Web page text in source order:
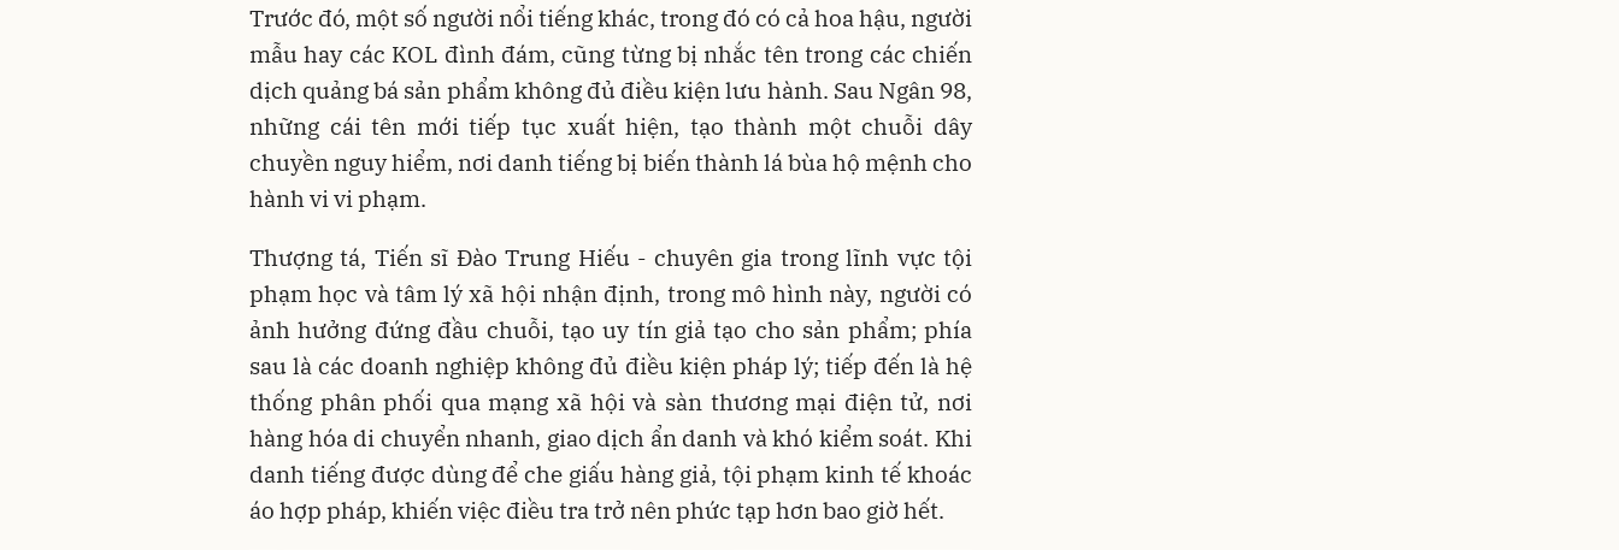
Trước đó, một số người nổi tiếng khác, trong đó có cả hoa hậu, người
mẫu hay các KOL đình đám, cũng từng bị nhắc tên trong các chiến
dịch quảng bá sản phẩm không đủ điều kiện lưu hành. Sau Ngân 98,
những cái tên mới tiếp tục xuất hiện, tạo thành một chuỗi dây
chuyền nguy hiểm, nơi danh tiếng bị biến thành lá bùa hộ mệnh cho
hành vi vi phạm.
Thượng tá, Tiến sĩ Đào Trung Hiếu - chuyên gia trong lĩnh vực tội
phạm học và tâm lý xã hội nhận định, trong mô hình này, người có
ảnh hưởng đứng đầu chuỗi, tạo uy tín giả tạo cho sản phẩm; phía
sau là các doanh nghiệp không đủ điều kiện pháp lý; tiếp đến là hệ
thống phân phối qua mạng xã hội và sàn thương mại điện tử, nơi
hàng hóa di chuyển nhanh, giao dịch ẩn danh và khó kiểm soát. Khi
danh tiếng được dùng để che giấu hàng giả, tội phạm kinh tế khoác
áo hợp pháp, khiến việc điều tra trở nên phức tạp hơn bao giờ hết.